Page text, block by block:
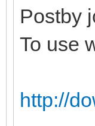
Postby
To use
http://